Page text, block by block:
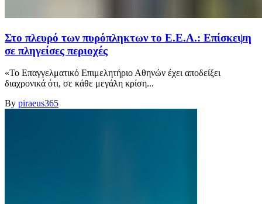
Στο πλευρό των πυρόπληκτων το Ε.Ε.Α.: Επίσκεψη
σε πληγείσες περιοχές
«Το Επαγγελματικό Επιμελητήριο Αθηνών έχει αποδείξει
διαχρονικά ότι, σε κάθε μεγάλη κρίση...
By piraeus365